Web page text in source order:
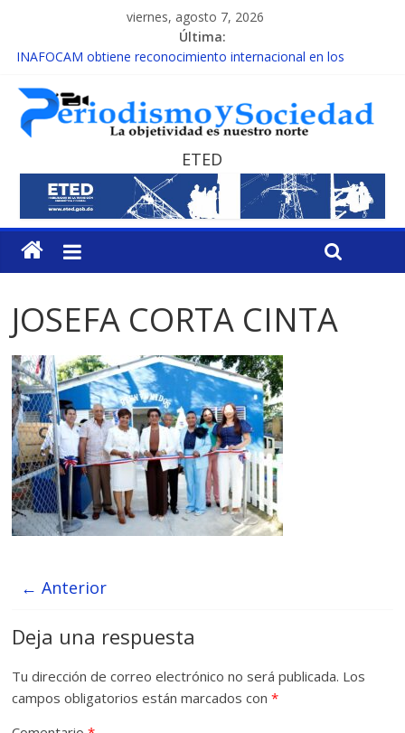
viernes, agosto 7, 2026
Última:
INAFOCAM obtiene reconocimiento internacional en los
15 de febrero de cada año es Día Nacional de la lucha contra el
cáncer infantil
EL ENFOQUE UNILATERAL DE LA COALICIÓN
MESCyT y Universidad Albizu apoyarán rehabilitación de
reclusos
MESCyT presenta calendario de Consulta Nacional por la
Educación
ETED
JOSEFA CORTA CINTA
← Anterior
Deja una respuesta
Tu dirección de correo electrónico no será publicada. Los
campos obligatorios están marcados con*